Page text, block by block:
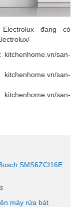
đang có
kitchenhome.vn/san-
kitchenhome.vn/san-
kitchenhome.vn/san-
SMS6ZCI16E
máy rửa bát